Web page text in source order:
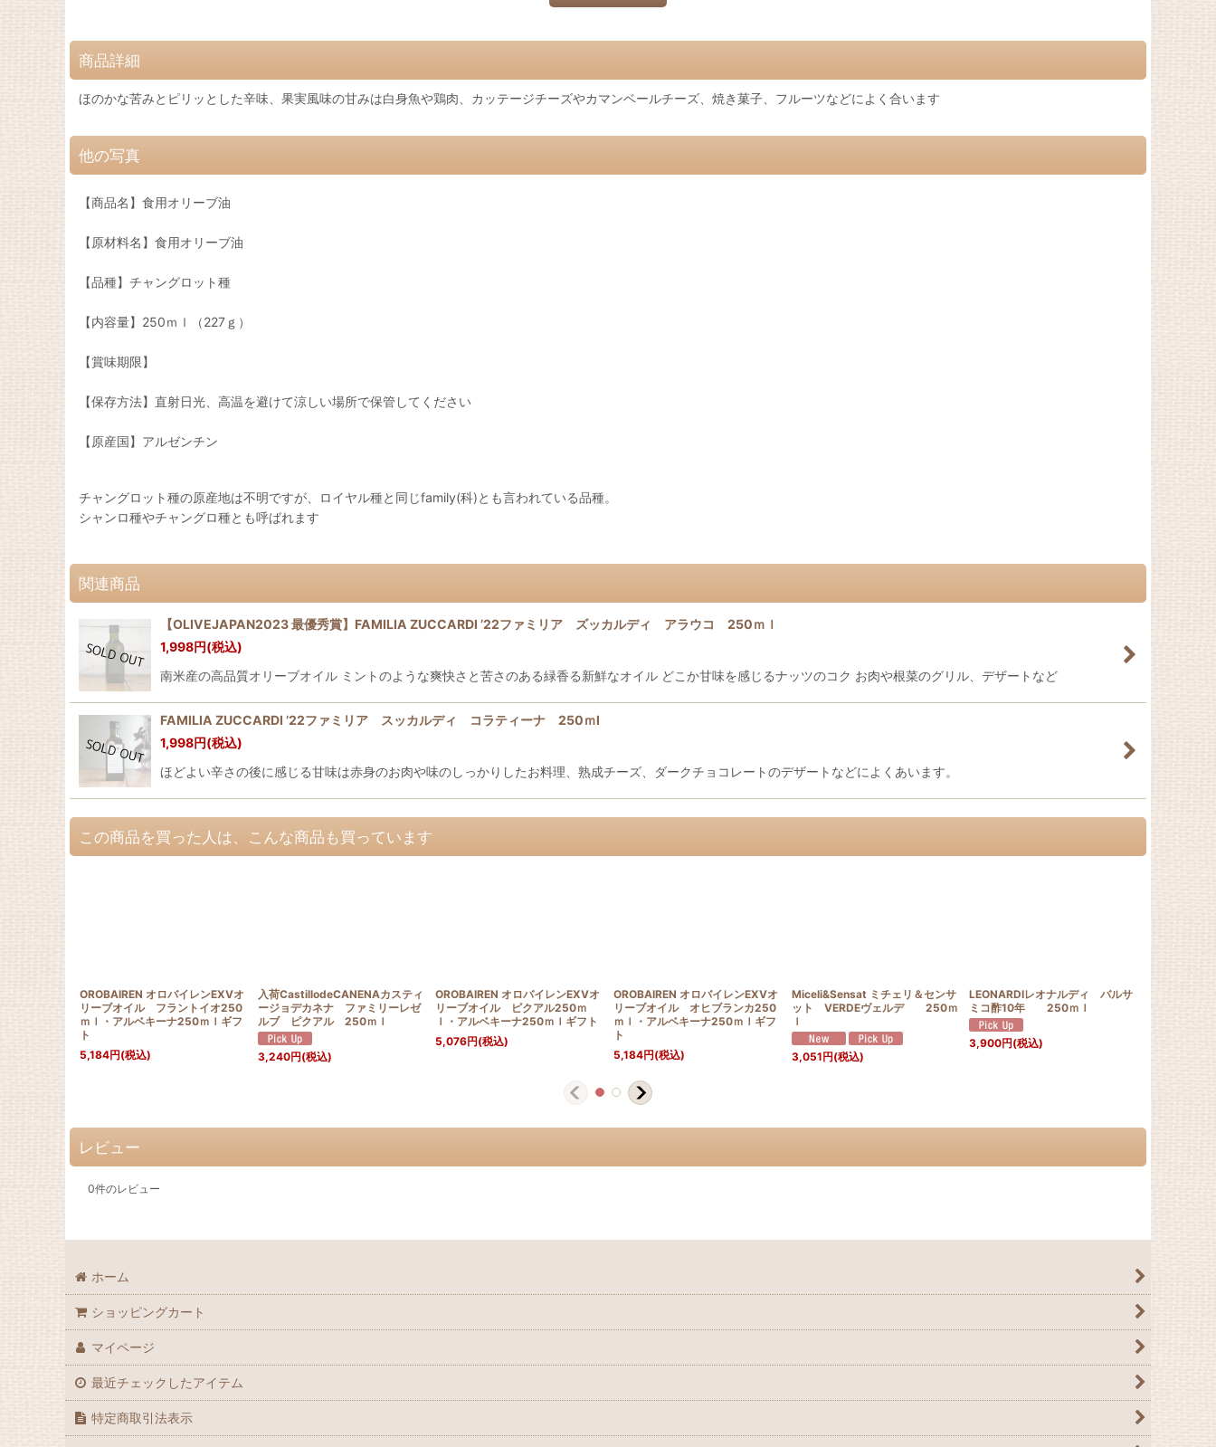
商品詳細
ほのかな苦みとピリッとした辛味、果実風味の甘みは白身魚や鶏肉、カッテージチーズやカマンベールチーズ、焼き菓子、フルーツなどによく合います
他の写真
【商品名】食用オリーブ油
【原材料名】食用オリーブ油
【品種】チャングロット種
【内容量】250ｍｌ（227ｇ）
【賞味期限】
【保存方法】直射日光、高温を避けて涼しい場所で保管してください
【原産国】アルゼンチン
チャングロット種の原産地は不明ですが、ロイヤル種と同じfamily(科)とも言われている品種。
シャンロ種やチャングロ種とも呼ばれます
関連商品
【OLIVEJAPAN2023 最優秀賞】FAMILIA ZUCCARDI ’22ファミリア ズッカルディ アラウコ 250ｍｌ
1,998円(税込)
南米産の高品質オリーブオイル ミントのような爽快さと苦さのある緑香る新鮮なオイル どこか甘味を感じるナッツのコク お肉や根菜のグリル、デザートなど
FAMILIA ZUCCARDI ’22ファミリア スッカルディ コラティーナ 250ｍl
1,998円(税込)
ほどよい辛さの後に感じる甘味は赤身のお肉や味のしっかりしたお料理、熟成チーズ、ダークチョコレートのデザートなどによくあいます。
この商品を買った人は、こんな商品も買っています
OROBAIREN オロバイレンEXVオ
リーブオイル フラントイオ250
ｍｌ・アルベキーナ250ｍｌギフ
ト
5,184円(税込)
入荷CastillodeCANENAカスティ
ージョデカネナ ファミリーレゼ
ルブ ピクアル 250ｍｌ
3,240円(税込)
OROBAIREN オロバイレンEXVオ
リーブオイル ピクアル250ｍ
ｌ・アルベキーナ250ｍｌギフト
5,076円(税込)
OROBAIREN オロバイレンEXVオ
リーブオイル オヒブランカ250
ｍｌ・アルベキーナ250ｍｌギフ
ト
5,184円(税込)
Miceli&Sensat ミチェリ＆センサ
ット VERDEヴェルデ 250ｍ
ｌ
3,051円(税込)
LEONARDIレオナルディ バルサ
ミコ酢10年 250ｍｌ
3,900円(税込)
レビュー
0件のレビュー
ホーム
ショッピングカート
マイページ
最近チェックしたアイテム
特定商取引法表示